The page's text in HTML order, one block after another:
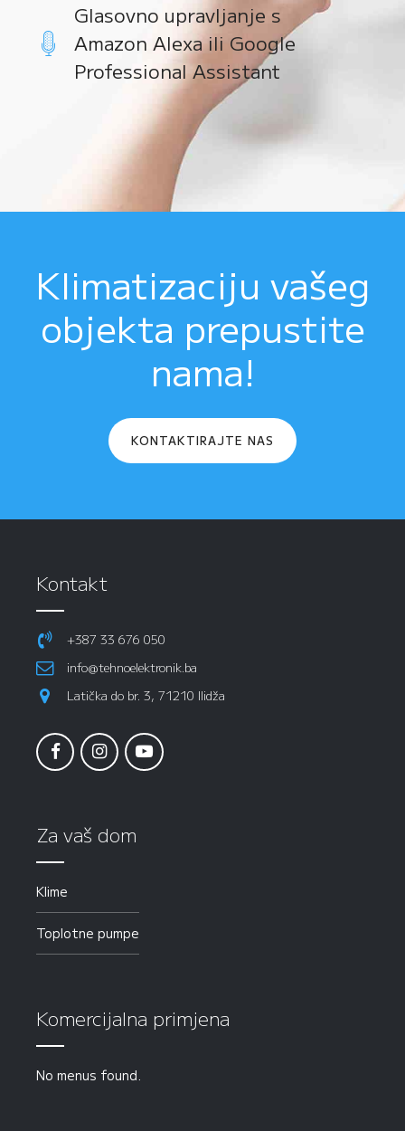
Glasovno upravljanje s
Amazon Alexa ili Google
Professional Assistant
Klimatizaciju vašeg
objekta prepustite
nama!
KONTAKTIRAJTE NAS
Kontakt
+387 33 676 050
info@tehnoelektronik.ba
Latička do br. 3, 71210 Ilidža
Za vaš dom
Klime
Toplotne pumpe
Komercijalna primjena
No menus found.